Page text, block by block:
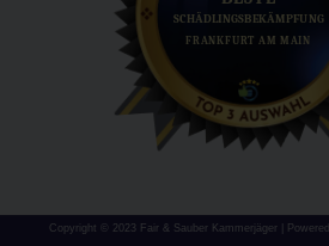
Copyright © 2023 Fair & Sauber Kammerjäger |